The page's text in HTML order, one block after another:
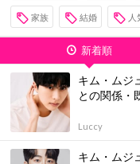
家族 結婚 人
新着順
キム・ムジ
との関係・
Luccy
キム・ムジ